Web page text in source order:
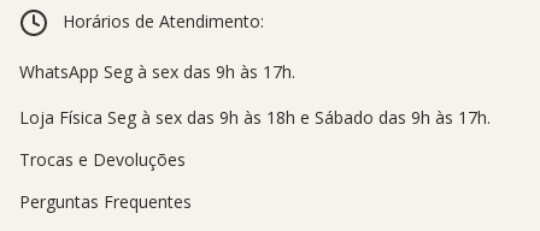
Horários de Atendimento:
Trocas e Devoluções
Perguntas Frequentes